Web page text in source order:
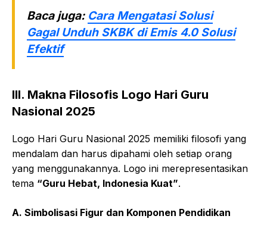
Baca juga: Cara Mengatasi Solusi
Gagal Unduh SKBK di Emis 4.0 Solusi
Efektif
III. Makna Filosofis Logo Hari Guru
Nasional 2025
Logo Hari Guru Nasional 2025 memiliki filosofi yang
mendalam dan harus dipahami oleh setiap orang
yang menggunakannya. Logo ini merepresentasikan
tema “Guru Hebat, Indonesia Kuat”.
A. Simbolisasi Figur dan Komponen Pendidikan